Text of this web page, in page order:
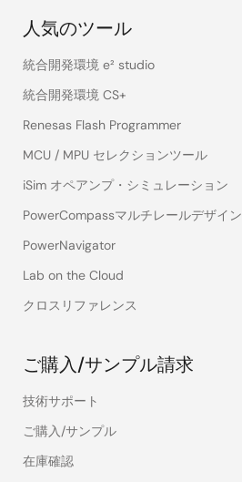
人気のツール
統合開発環境 e² studio
統合開発環境 CS+
Renesas Flash Programmer
MCU / MPU セレクションツール
iSim オペアンプ・シミュレーション
PowerCompassマルチレールデザイ
PowerNavigator
Lab on the Cloud
クロスリファレンス
ご購入/サンプル請求
技術サポート
ご購入/サンプル
在庫確認